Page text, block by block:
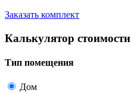
Заказать комплект
Калькулятор стоимости
Тип помещения
Дом